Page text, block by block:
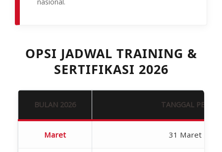
OPSI JADWAL TRAINING &
SERTIFIKASI 2026
BULAN 2026 TANGGAL
Maret 31 Maret – 01